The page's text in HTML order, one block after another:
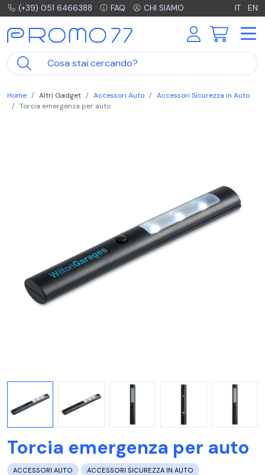
(+39) 051 6466388 FAQ CHI SIAMO IT EN
Home Altri Gadget Accessori Auto
Accessori Sicurezza in Auto
Torcia emergenza per auto
Torcia emergenza per auto
ACCESSORI AUTO ACCESSORI SICUREZZA IN AUTO